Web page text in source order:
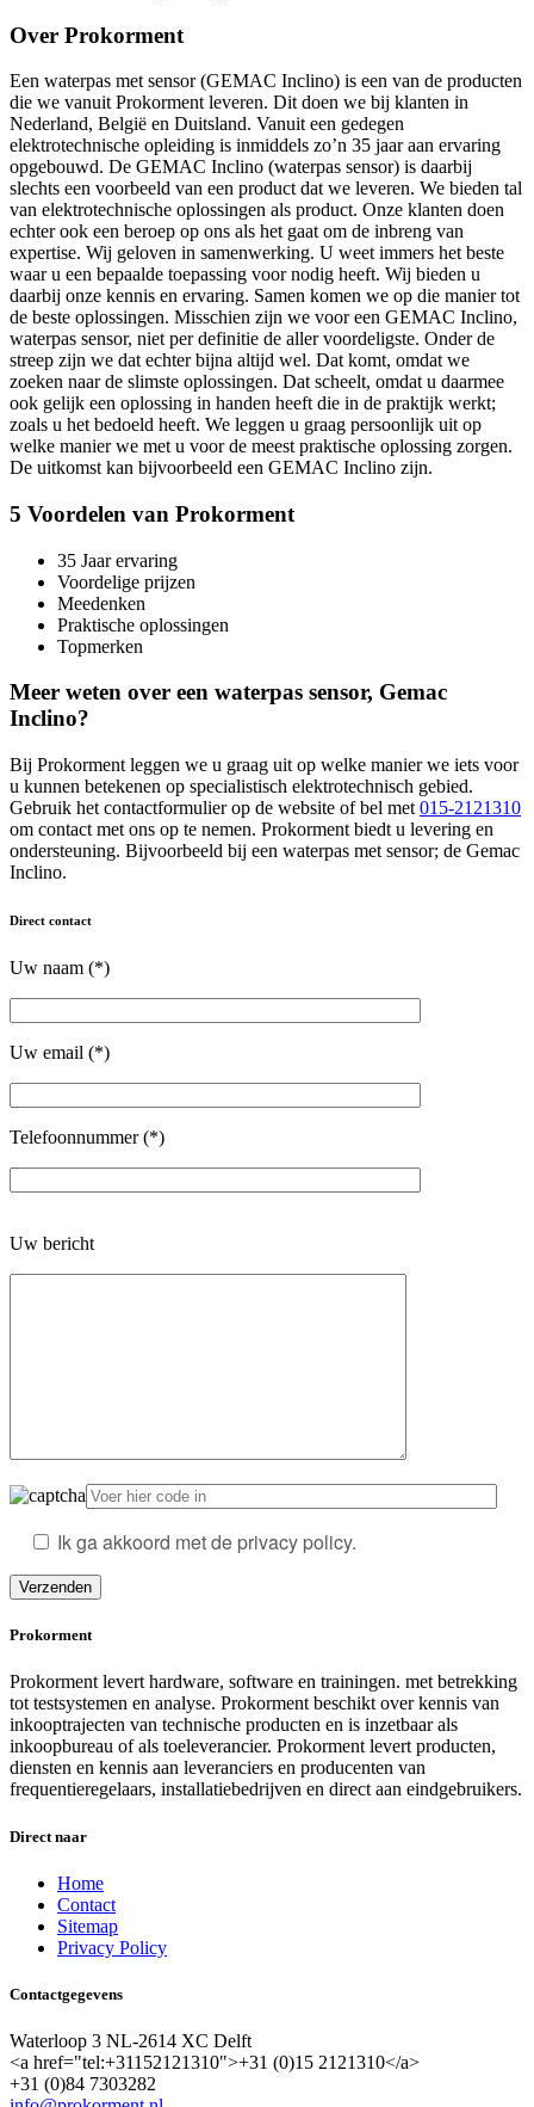
Over Prokorment
Een waterpas met sensor (GEMAC Inclino) is een van de producten
die we vanuit Prokorment leveren. Dit doen we bij klanten in
Nederland, België en Duitsland. Vanuit een gedegen
elektrotechnische opleiding is inmiddels zo’n 35 jaar aan ervaring
opgebouwd. De GEMAC Inclino (waterpas sensor) is daarbij
slechts een voorbeeld van een product dat we leveren. We bieden tal
van elektrotechnische oplossingen als product. Onze klanten doen
echter ook een beroep op ons als het gaat om de inbreng van
expertise. Wij geloven in samenwerking. U weet immers het beste
waar u een bepaalde toepassing voor nodig heeft. Wij bieden u
daarbij onze kennis en ervaring. Samen komen we op die manier tot
de beste oplossingen. Misschien zijn we voor een GEMAC Inclino,
waterpas sensor, niet per definitie de aller voordeligste. Onder de
streep zijn we dat echter bijna altijd wel. Dat komt, omdat we
zoeken naar de slimste oplossingen. Dat scheelt, omdat u daarmee
ook gelijk een oplossing in handen heeft die in de praktijk werkt;
zoals u het bedoeld heeft. We leggen u graag persoonlijk uit op
welke manier we met u voor de meest praktische oplossing zorgen.
De uitkomst kan bijvoorbeeld een GEMAC Inclino zijn.
5 Voordelen van Prokorment
35 Jaar ervaring
Voordelige prijzen
Meedenken
Praktische oplossingen
Topmerken
Meer weten over een waterpas sensor, Gemac
Inclino?
Bij Prokorment leggen we u graag uit op welke manier we iets voor
u kunnen betekenen op specialistisch elektrotechnisch gebied.
Gebruik het contactformulier op de website of bel met 015-2121310
om contact met ons op te nemen. Prokorment biedt u levering en
ondersteuning. Bijvoorbeeld bij een waterpas met sensor; de Gemac
Inclino.
Direct contact
Uw naam (*)
Uw email (*)
Telefoonnummer (*)
dit
Uw bericht
Ik ga akkoord met de privacy policy.
Prokorment
Prokorment levert hardware, software en trainingen. met betrekking
tot testsystemen en analyse. Prokorment beschikt over kennis van
inkooptrajecten van technische producten en is inzetbaar als
inkoopbureau of als toeleverancier. Prokorment levert producten,
diensten en kennis aan leveranciers en producenten van
frequentieregelaars, installatiebedrijven en direct aan eindgebruikers.
Direct naar
Home
Contact
Sitemap
Privacy Policy
Contactgegevens
Waterloop 3 NL-2614 XC Delft
<a href="tel:+31152121310">+31 (0)15 2121310</a>
+31 (0)84 7303282